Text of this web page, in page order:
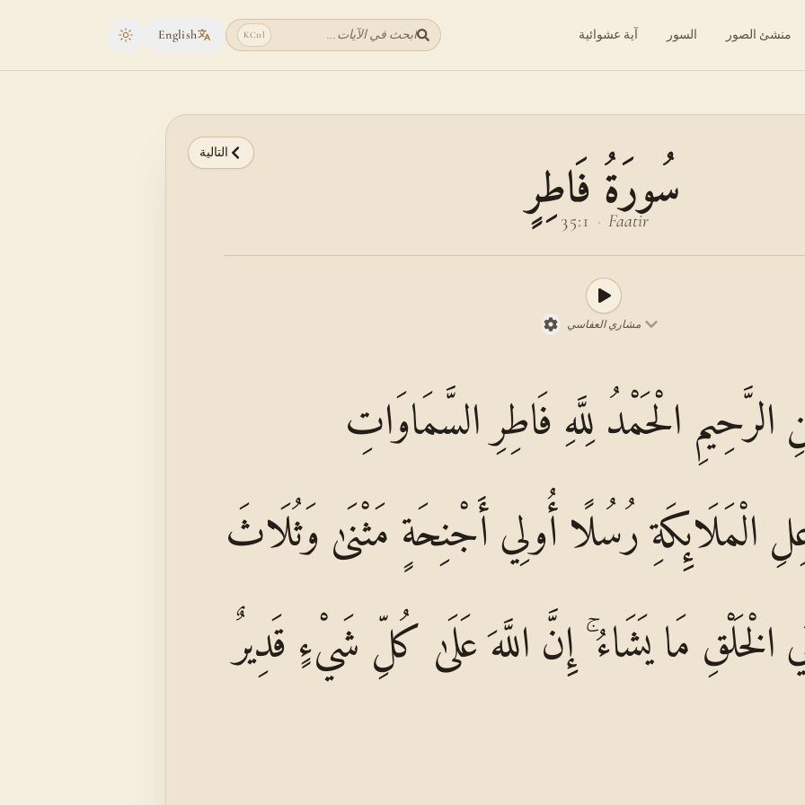
منشئ الصور السور آية عشوائية ابحث في الآيات... Ctrl
K
English
Toggle theme
التالية
سُورَةُ فَاطِرٍ
Faatir
·
35:1
مشاري العفاسي
الرَّحِيمِ الْحَمْدُ لِلَّهِ فَاطِرِ السَّمَاوَاتِ
رُسُلًا أُولِي أَجْنِحَةٍ مَثْنَىٰ وَثُلَاثَ
الْخَلْقِ مَا يَشَاءُ ۚ إِنَّ اللَّهَ عَلَىٰ كُلِّ شَيْءٍ قَدِيرٌ